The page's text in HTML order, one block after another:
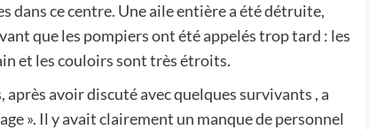
dans ce centre. Une aile entière a été détruite,
que les pompiers ont été appelés trop tard : les
et les couloirs sont très étroits.
avoir discuté avec quelques survivants , a
». Il y avait clairement un manque de personnel